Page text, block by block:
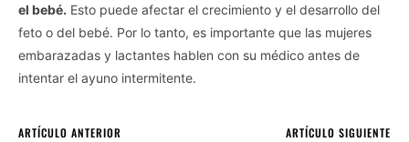
el bebé. Esto puede afectar el crecimiento y el desarrollo del
feto o del bebé. Por lo tanto, es importante que las mujeres
embarazadas y lactantes hablen con su médico antes de
intentar el ayuno intermitente.
ARTÍCULO ANTERIOR ARTÍCULO SIGUIENTE